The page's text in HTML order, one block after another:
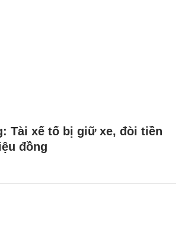
Tài xế tố bị giữ xe, đòi tiền
đồng